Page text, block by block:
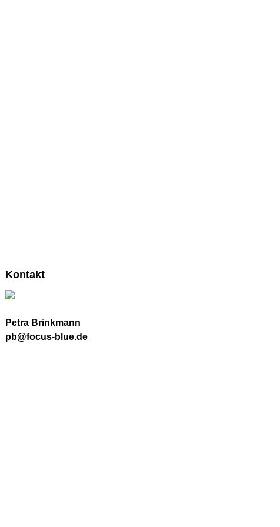
Kontakt
Petra Brinkmann
pb@focus-blue.de